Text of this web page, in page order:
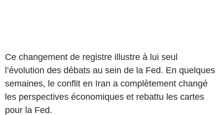
Ce changement de registre illustre à lui seul
l’évolution des débats au sein de la Fed. En quelques
semaines, le conflit en Iran a complètement changé
les perspectives économiques et rebattu les cartes
pour la Fed.